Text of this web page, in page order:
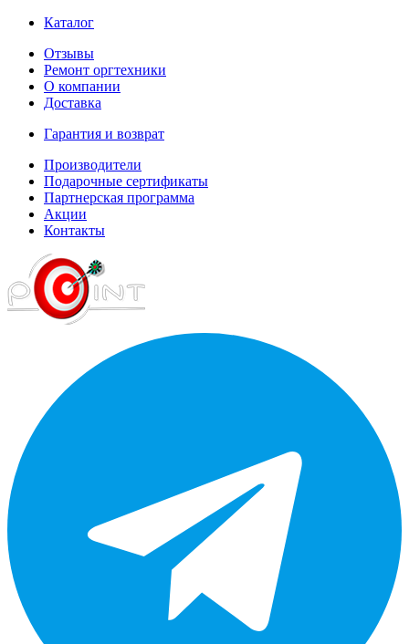
Каталог
Отзывы
Ремонт оргтехники
О компании
Доставка
Гарантия и возврат
Производители
Подарочные сертификаты
Партнерская программа
Акции
Контакты